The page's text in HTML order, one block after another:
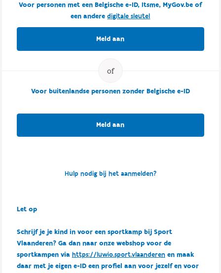
Voor personen met een Belgische e-ID, Itsme, MyGov.be of
een anderedigitale sleutel
Meld aan
Voor buitenlandse personen zonder Belgische e-ID
Meld aan
Hulp nodig bij het aanmelden?
Let op
Schrijf je je kind in voor een sportkamp bij Sport
Vlaanderen? Ga dan naar onze webshop voor de
sportkampen via https://luwio.sport.vlaanderenen maak
daar met je eigen e-ID een profiel aan voor jezelf en voor